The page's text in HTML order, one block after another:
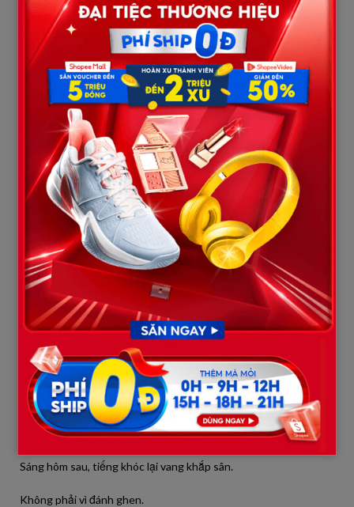
Ông quay sang nhìn đứa nhỏ, mắt đỏ hoe:
– Tôi giấu bà vì sợ bà lo. Tôi đưa hai mẹ con nó ra sau vườn trú
tạm. Đêm nào tôi cũng mang cơm nước ra. Chờ tôi tìm cách xoay
tiền giúp trả nợ cho họ.
Dân làng lặng đi.
Cô Liên bật khóc nức nở:
– Tôi không có chỗ nào đi… Anh Bình chỉ thương tình giúp tôi.
Ổng không làm gì sai với chị Hạnh hết.
Bà Hạnh đứng như hóa đá.
Suốt mấy tháng qua, bà đã nghĩ đến chuyện chồng phản bội. Đã
có lúc bà tự dằn vặt mình già nua, xấu xí. Thậm chí tối nay bà còn
chuẩn bị tinh thần bắt quả tang.
Nhưng sự thật lại khiến bà bẽ bàng theo cách khác.
Bẽ bàng vì đã nghi oan cho người đàn ông đầu ấp tay gối mấy
chục năm.
Bẽ bàng vì giữa đêm tối, trong bụi chuối rậm rạp, ông không ôm
nhân tình… mà ôm một đứa trẻ run rẩy vì sợ hãi.
Sáng hôm sau, tiếng khóc lại vang khắp sân.
Không phải vì đánh ghen.